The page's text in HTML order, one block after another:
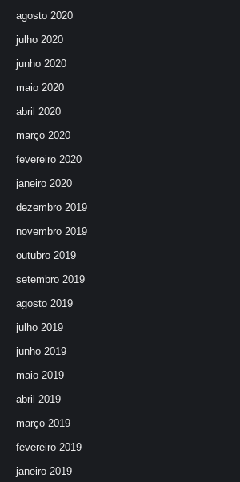
agosto 2020
julho 2020
junho 2020
maio 2020
abril 2020
março 2020
fevereiro 2020
janeiro 2020
dezembro 2019
novembro 2019
outubro 2019
setembro 2019
agosto 2019
julho 2019
junho 2019
maio 2019
abril 2019
março 2019
fevereiro 2019
janeiro 2019